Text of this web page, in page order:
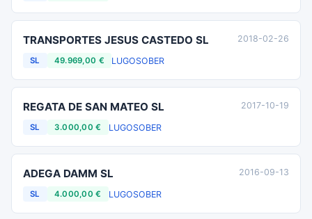
TRANSPORTES JESUS CASTEDO SL
SL 49.969,00 € LUGOSOBER
2018-02-26
REGATA DE SAN MATEO SL
SL 3.000,00 € LUGOSOBER
2017-10-19
ADEGA DAMM SL
SL 4.000,00 € LUGOSOBER
2016-09-13